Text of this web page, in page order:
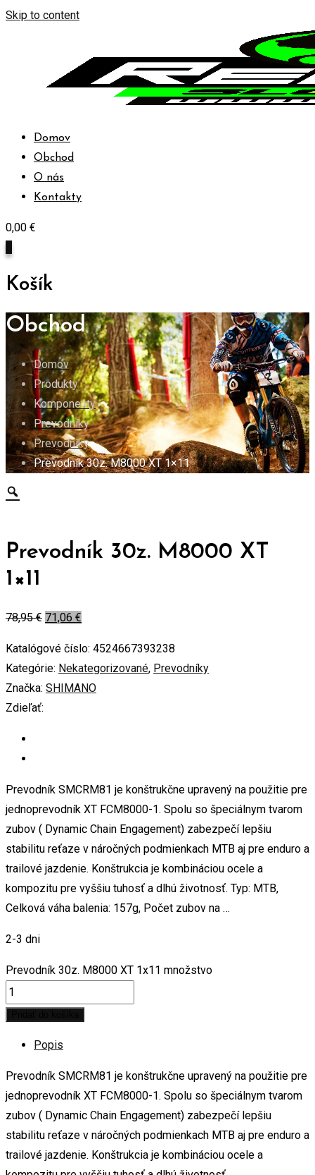
Skip to content
Domov
Obchod
O nás
Kontakty
0,00 €
Košík
Obchod
Domov
Produkty
Komponenty
Prevodníky
Prevodníky
Prevodník 30z. M8000 XT 1×11
Prevodník 30z. M8000 XT
1×11
78,95€ 71,06 €
Katalógové číslo: 4524667393238
Kategórie: Nekategorizované, Prevodníky
Značka: SHIMANO
Zdieľať:
Prevodník SMCRM81 je konštrukčne upravený na použitie pre
jednoprevodník XT FCM8000-1. Spolu so špeciálnym tvarom
zubov ( Dynamic Chain Engagement) zabezpečí lepšiu
stabilitu reťaze v náročných podmienkach MTB aj pre enduro a
trailové jazdenie. Konštrukcia je kombináciou ocele a
kompozitu pre vyššiu tuhosť a dlhú životnosť. Typ: MTB,
Celková váha balenia: 157g, Počet zubov na …
2-3 dni
Prevodník 30z. M8000 XT 1x11 množstvo
Popis
Prevodník SMCRM81 je konštrukčne upravený na použitie pre
jednoprevodník XT FCM8000-1. Spolu so špeciálnym tvarom
zubov ( Dynamic Chain Engagement) zabezpečí lepšiu
stabilitu reťaze v náročných podmienkach MTB aj pre enduro a
trailové jazdenie. Konštrukcia je kombináciou ocele a